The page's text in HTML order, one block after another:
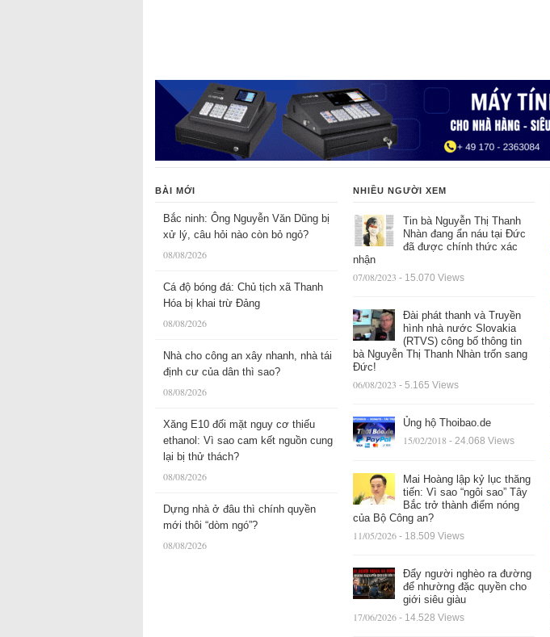
BÀI MỚI
Bắc ninh: Ông Nguyễn Văn Dũng bị
xử lý, câu hỏi nào còn bỏ ngỏ?
08/08/2026
Cá độ bóng đá: Chủ tịch xã Thanh
Hóa bị khai trừ Đảng
08/08/2026
Nhà cho công an xây nhanh, nhà tái
định cư của dân thì sao?
08/08/2026
Xăng E10 đối mặt nguy cơ thiếu
ethanol: Vì sao cam kết nguồn cung
lại bị thử thách?
08/08/2026
Dựng nhà ở đâu thì chính quyền
mới thôi “dòm ngó”?
08/08/2026
NHIỀU NGƯỜI XEM
Tin bà Nguyễn Thị Thanh
Nhàn đang ẩn náu tại Đức
đã được chính thức xác
nhận
07/08/2023 - 15.070 Views
Đài phát thanh và Truyền
hình nhà nước Slovakia
(RTVS) công bố thông tin
bà Nguyễn Thị Thanh Nhàn trốn sang
Đức!
06/08/2023 - 5.165 Views
Ủng hộ Thoibao.de
15/02/2018 - 24.068 Views
Mai Hoàng lập kỷ lục thăng
tiến: Vì sao “ngôi sao” Tây
Bắc trở thành điểm nóng
của Bộ Công an?
11/05/2026 - 18.509 Views
Đẩy người nghèo ra đường
để nhường đặc quyền cho
giới siêu giàu
17/06/2026 - 14.528 Views